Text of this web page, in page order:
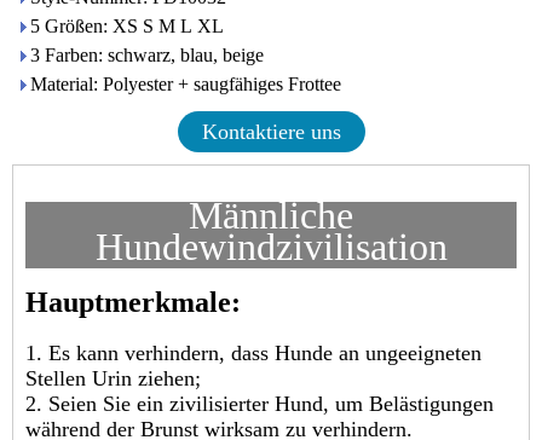
5 Größen: XS S M L XL
3 Farben: schwarz, blau, beige
Material: Polyester + saugfähiges Frottee
Kontaktiere uns
Männliche
Hundewindzivilisation
Hauptmerkmale:
1. Es kann verhindern, dass Hunde an ungeeigneten
Stellen Urin ziehen;
2. Seien Sie ein zivilisierter Hund, um Belästigungen
während der Brunst wirksam zu verhindern.